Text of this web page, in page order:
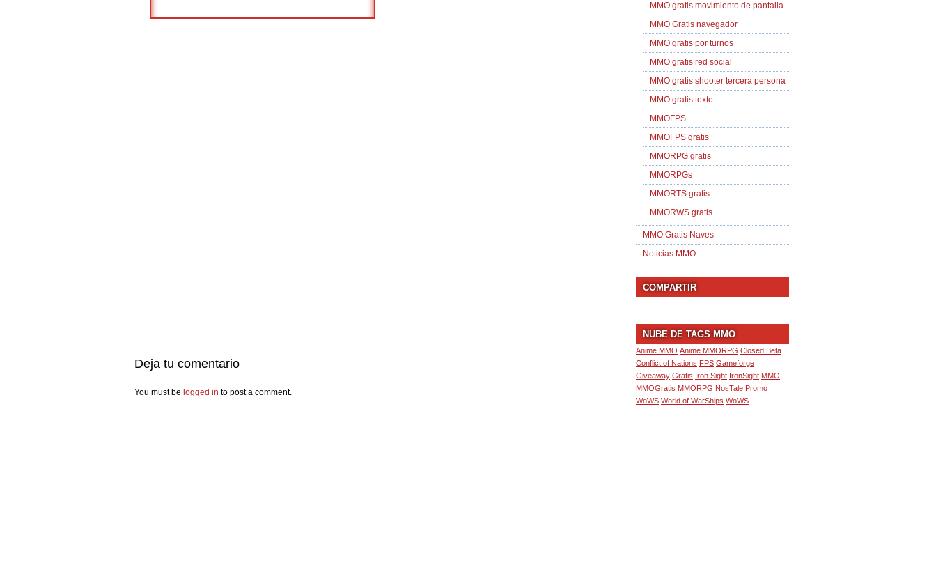
Deja tu comentario
You must be logged in to post a comment.
MMO gratis movimiento de pantalla
MMO Gratis navegador
MMO gratis por turnos
MMO gratis red social
MMO gratis shooter tercera persona
MMO gratis texto
MMOFPS
MMOFPS gratis
MMORPG gratis
MMORPGs
MMORTS gratis
MMORWS gratis
MMO Gratis Naves
Noticias MMO
COMPARTIR
NUBE DE TAGS MMO
Anime MMO Anime MMORPG Closed Beta
Conflict of Nations FPS Gameforge
Giveaway Gratis Iron Sight IronSight MMO
MMOGratis MMORPG NosTale Promo
WoWS World of WarShips WoWS